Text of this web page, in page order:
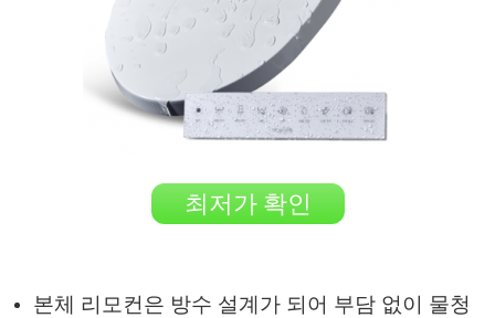
최저가 확인
본체 리모컨은 방수 설계가 되어 부담 없이 물청